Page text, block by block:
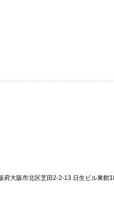
府大阪市北区芝田2-2-13 日生ビル東館